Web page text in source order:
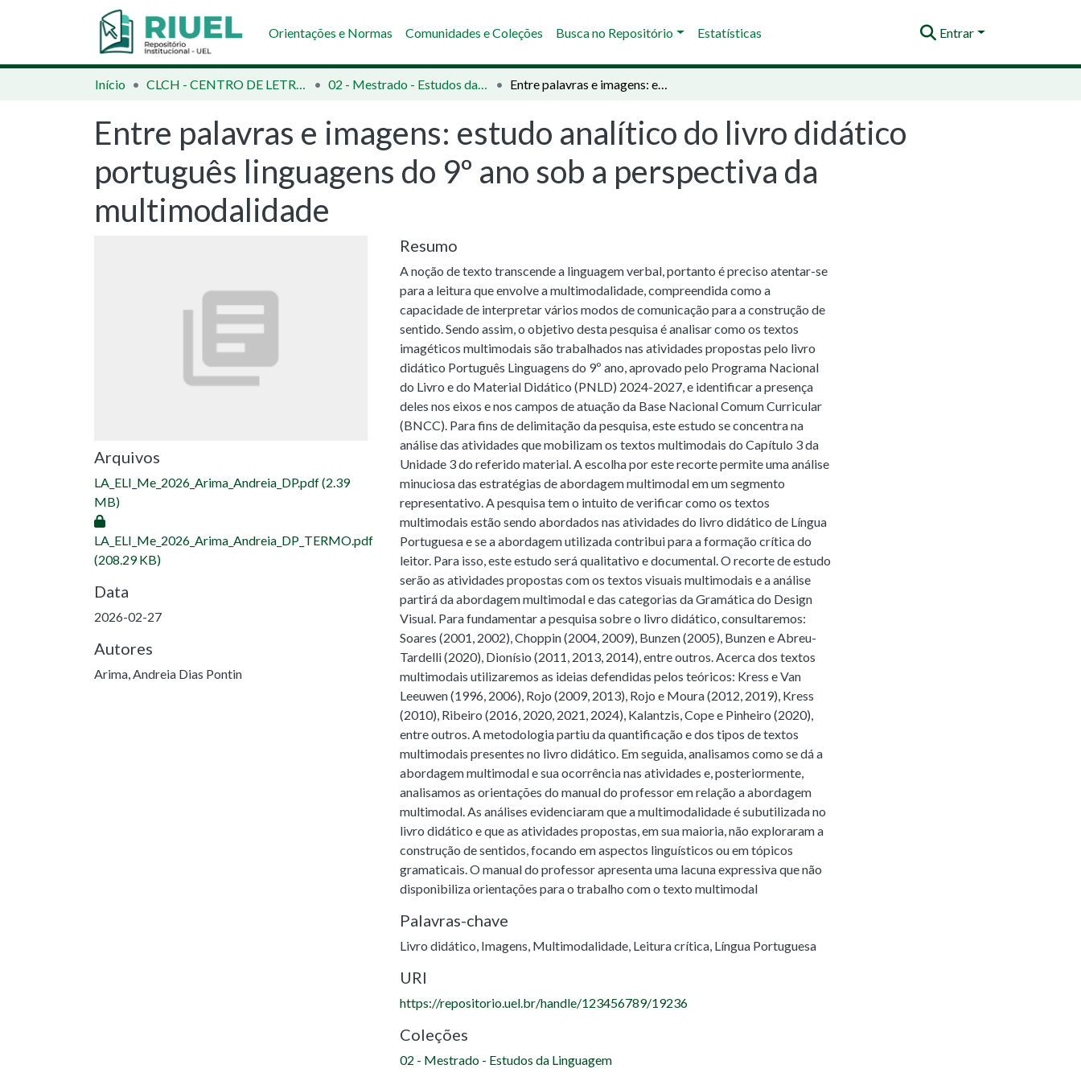
Orientações e Normas Comunidades e Coleções Busca no Repositório Estatísticas Entrar
Início CLCH - CENTRO DE LETRAS E CIÊNCIAS HUMANAS 02 - Mestrado - Estudos da Linguagem Entre palavras e imagens: estudo analítico do livro didático português linguagens do 9º ano sob a perspectiva da multimodalidade
Entre palavras e imagens: estudo analítico do livro didático
português linguagens do 9º ano sob a perspectiva da
multimodalidade
Arquivos
LA_ELI_Me_2026_Arima_Andreia_DP.pdf(2.39
MB)
LA_ELI_Me_2026_Arima_Andreia_DP_TERMO.pdf
(208.29 KB)
Data
2026-02-27
Autores
Arima, Andreia Dias Pontin
Resumo
A noção de texto transcende a linguagem verbal, portanto é preciso atentar-se
para a leitura que envolve a multimodalidade, compreendida como a
capacidade de interpretar vários modos de comunicação para a construção de
sentido. Sendo assim, o objetivo desta pesquisa é analisar como os textos
imagéticos multimodais são trabalhados nas atividades propostas pelo livro
didático Português Linguagens do 9º ano, aprovado pelo Programa Nacional
do Livro e do Material Didático (PNLD) 2024-2027, e identificar a presença
deles nos eixos e nos campos de atuação da Base Nacional Comum Curricular
(BNCC). Para fins de delimitação da pesquisa, este estudo se concentra na
análise das atividades que mobilizam os textos multimodais do Capítulo 3 da
Unidade 3 do referido material. A escolha por este recorte permite uma análise
minuciosa das estratégias de abordagem multimodal em um segmento
representativo. A pesquisa tem o intuito de verificar como os textos
multimodais estão sendo abordados nas atividades do livro didático de Língua
Portuguesa e se a abordagem utilizada contribui para a formação crítica do
leitor. Para isso, este estudo será qualitativo e documental. O recorte de estudo
serão as atividades propostas com os textos visuais multimodais e a análise
partirá da abordagem multimodal e das categorias da Gramática do Design
Visual. Para fundamentar a pesquisa sobre o livro didático, consultaremos:
Soares (2001, 2002), Choppin (2004, 2009), Bunzen (2005), Bunzen e Abreu-
Tardelli (2020), Dionísio (2011, 2013, 2014), entre outros. Acerca dos textos
multimodais utilizaremos as ideias defendidas pelos teóricos: Kress e Van
Leeuwen (1996, 2006), Rojo (2009, 2013), Rojo e Moura (2012, 2019), Kress
(2010), Ribeiro (2016, 2020, 2021, 2024), Kalantzis, Cope e Pinheiro (2020),
entre outros. A metodologia partiu da quantificação e dos tipos de textos
multimodais presentes no livro didático. Em seguida, analisamos como se dá a
abordagem multimodal e sua ocorrência nas atividades e, posteriormente,
analisamos as orientações do manual do professor em relação a abordagem
multimodal. As análises evidenciaram que a multimodalidade é subutilizada no
livro didático e que as atividades propostas, em sua maioria, não exploraram a
construção de sentidos, focando em aspectos linguísticos ou em tópicos
gramaticais. O manual do professor apresenta uma lacuna expressiva que não
disponibiliza orientações para o trabalho com o texto multimodal
Palavras-chave
Livro didático, Imagens, Multimodalidade, Leitura crítica, Língua Portuguesa
URI
https://repositorio.uel.br/handle/123456789/19236
Coleções
02 - Mestrado - Estudos da Linguagem